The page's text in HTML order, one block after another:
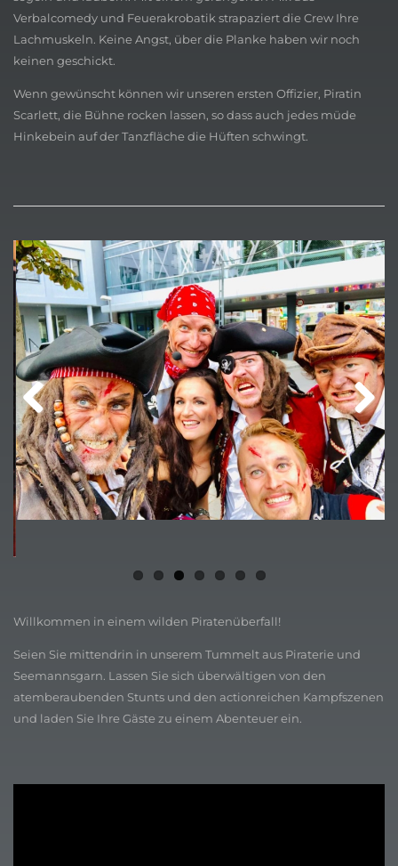
Verbalcomedy und Feuerakrobatik strapaziert die Crew Ihre
Lachmuskeln. Keine Angst, über die Planke haben wir noch
keinen geschickt.
Wenn gewünscht können wir unseren ersten Offizier, Piratin
Scarlett, die Bühne rocken lassen, so dass auch jedes müde
Hinkebein auf der Tanzfläche die Hüften schwingt.
Previ
ous
Next
Seemannsgarn. Lassen Sie sich überwältigen von den
atemberaubenden Stunts und den actionreichen Kampfszenen
und laden Sie Ihre Gäste zu einem Abenteuer ein.